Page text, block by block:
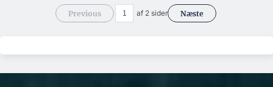
Previous af 2 sider Næste